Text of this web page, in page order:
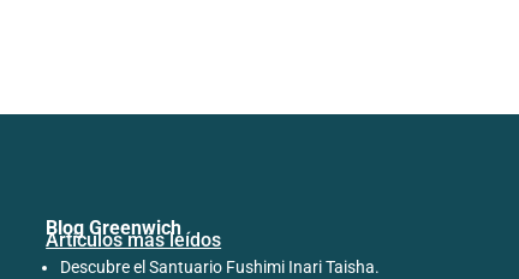
Blog Greenwich
Artículos más leídos
Descubre el Santuario Fushimi Inari Taisha.